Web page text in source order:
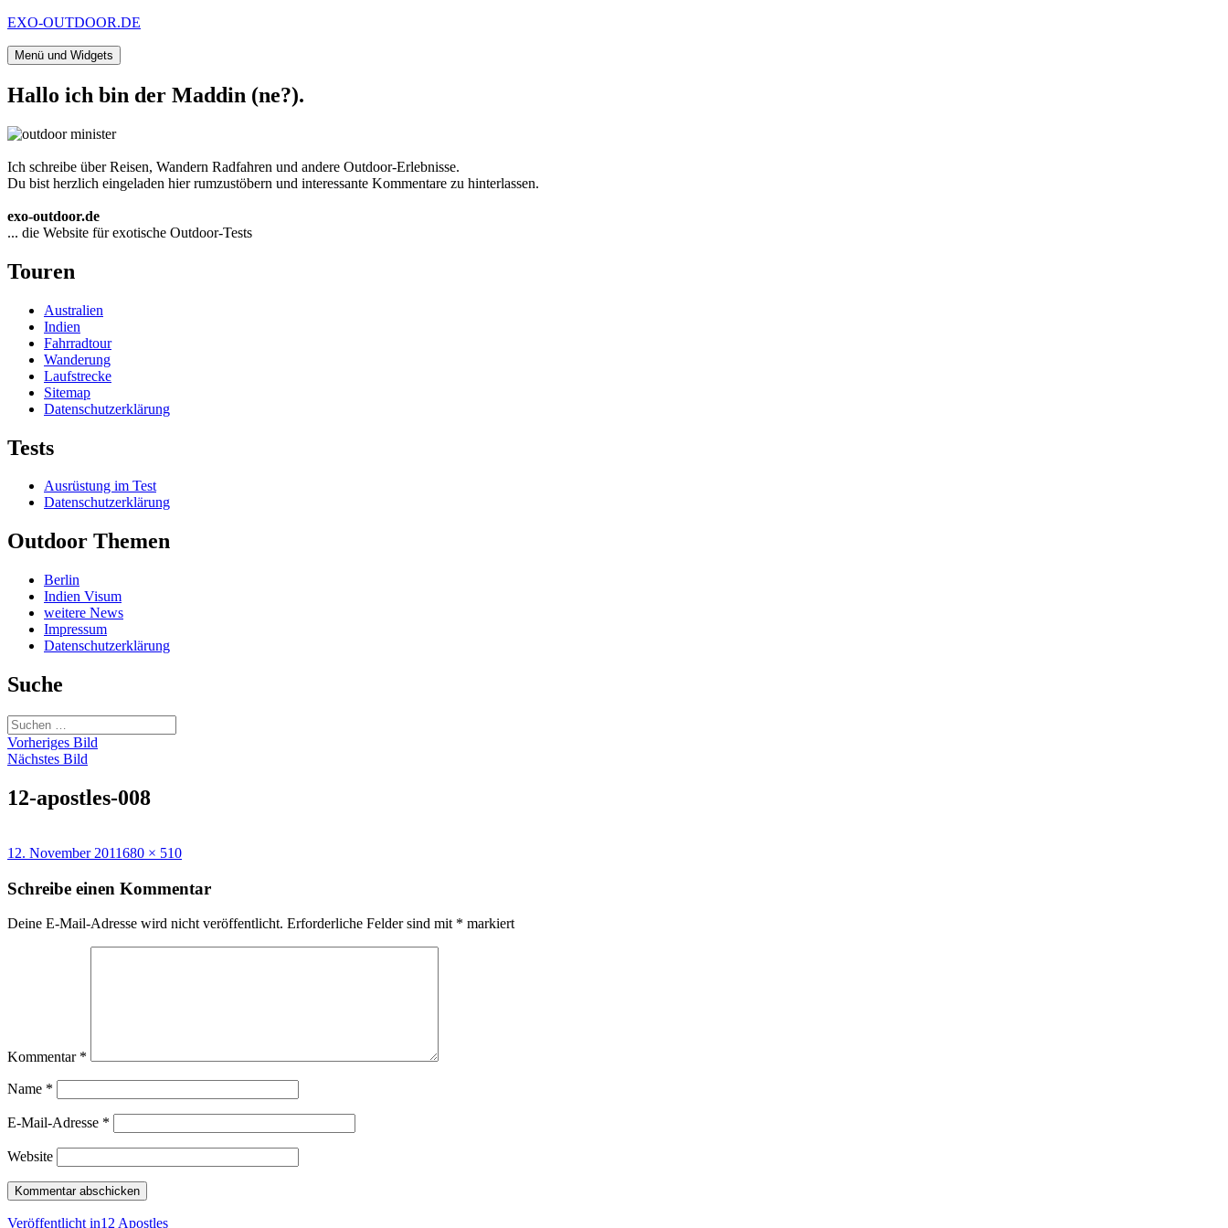
Zum
springen
EXO-OUTDOOR.DE
Menü und Widgets
Hallo ich bin der Maddin (ne?).
Ich schreibe über Reisen, Wandern Radfahren und andere Outdoor-Erlebnisse.
Du bist herzlich eingeladen hier rumzustöbern und interessante Kommentare zu hinterlassen.
exo-outdoor.de
... die Website für exotische Outdoor-Tests
Touren
Australien
Indien
Fahrradtour
Wanderung
Laufstrecke
Sitemap
Datenschutzerklärung
Tests
Ausrüstung im Test
Datenschutzerklärung
Outdoor Themen
Berlin
Indien Visum
weitere News
Impressum
Datenschutzerklärung
Suche
Suchen
nach:
Vorheriges Bild
Nächstes Bild
12-apostles-008
Veröffentlicht
12. November 2011Volle
680 × 510
Schreibe einen Kommentar
Deine E-Mail-Adresse wird nicht veröffentlicht. Erforderliche Felder sind mit * markiert
Kommentar *
Name *
E-Mail-Adresse *
Website
Veröffentlicht in12 Apostles